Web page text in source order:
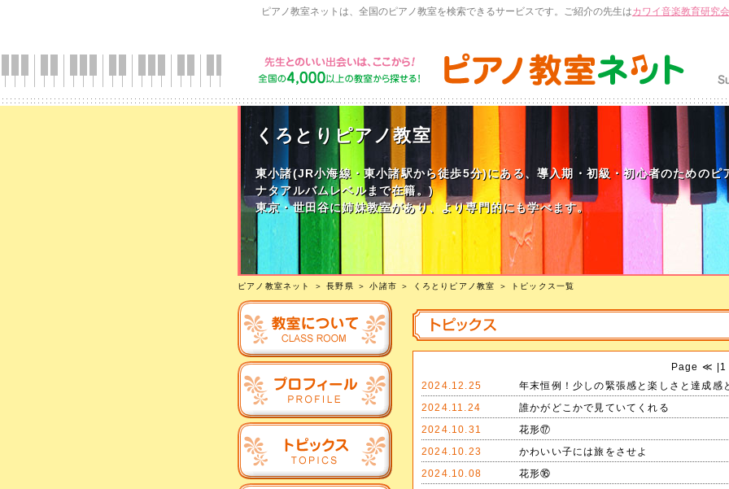
ピアノ教室ネットは、全国のピアノ教室を検索できるサービスです。ご紹介の先生はカワイ音楽教育研究会
くろとりピアノ教室
東小諸(JR小海線・東小諸駅から徒歩5分)にある、導入期・初級・初心者のためのピ
ナタアルバムレベルまで在籍。)
東京・世田谷に姉妹教室があり、より専門的にも学べます。
ピアノ教室ネット ＞長野県 ＞小諸市 ＞ くろとりピアノ教室 ＞ トピックス一覧
Page ≪ 1
2024.12.25
年末恒例！少しの緊張感と楽しさと達成感
2024.11.24
誰かがどこかで見ていてくれる
2024.10.31
花形⑰
2024.10.23
かわいい子には旅をさせよ
2024.10.08
花形⑯